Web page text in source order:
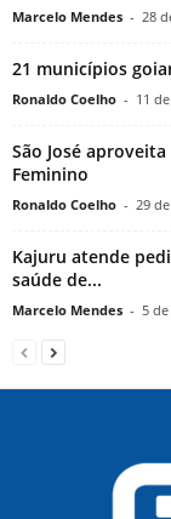
Marcelo Mendes - 28
21 municípios
Ronaldo Coelho - 11
São José
Feminino
Ronaldo Coelho - 29
Kajuru atende
saúde de...
Marcelo Mendes - 5